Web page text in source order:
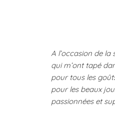
A l’occasion de la
qui m’ont tapé
pour tous les
pour les beaux
passionnées et